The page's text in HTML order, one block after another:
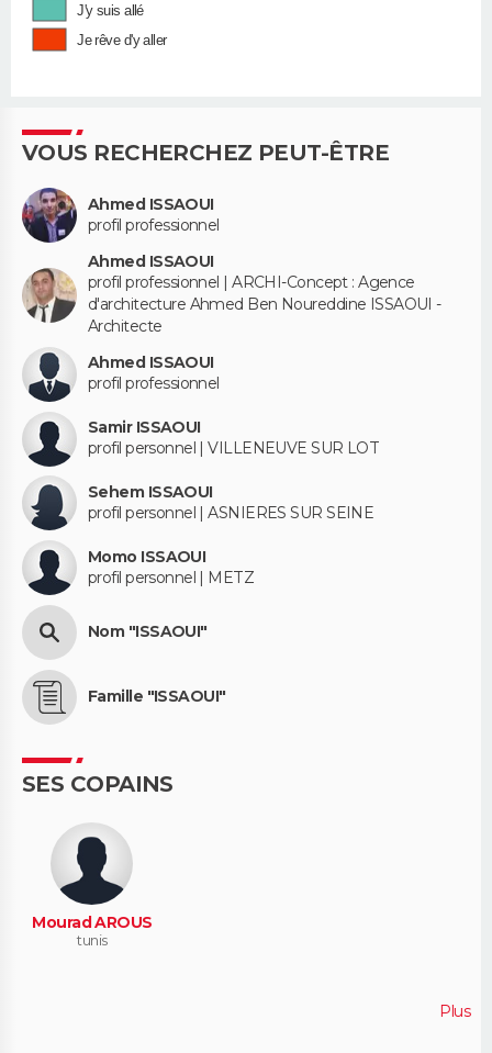
J'y suis allé
Je rêve d'y aller
VOUS RECHERCHEZ PEUT-ÊTRE
Ahmed ISSAOUI
profil professionnel
Ahmed ISSAOUI
profil professionnel | ARCHI-Concept : Agence
d'architecture Ahmed Ben Noureddine ISSAOUI -
Architecte
Ahmed ISSAOUI
profil professionnel
Samir ISSAOUI
profil personnel | VILLENEUVE SUR LOT
Sehem ISSAOUI
profil personnel | ASNIERES SUR SEINE
Momo ISSAOUI
profil personnel | METZ
Nom "ISSAOUI"
Famille "ISSAOUI"
SES COPAINS
Mourad AROUS
tunis
Plus